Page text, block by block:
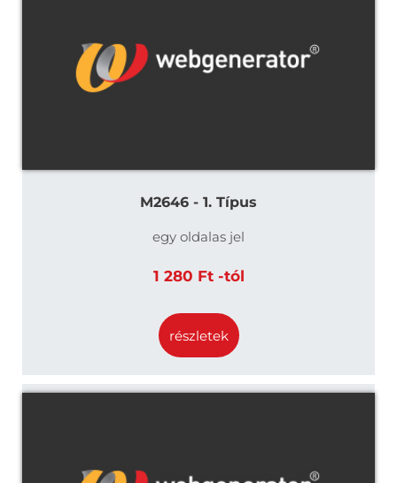
M2646 - 1. Típus
egy oldalas jel
1 280 Ft -tól
részletek